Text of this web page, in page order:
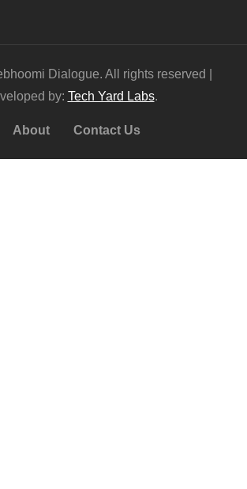
Dialogue. All rights reserved |
by: Tech Yard Labs.
About Contact Us